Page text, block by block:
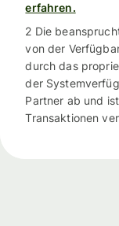
erfahren.
2 Die
von der
durch das
der
Partner ab und
Transaktionen